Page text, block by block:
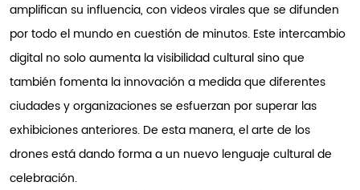
amplifican su influencia, con videos virales que se difunden
por todo el mundo en cuestión de minutos. Este intercambio
digital no solo aumenta la visibilidad cultural sino que
también fomenta la innovación a medida que diferentes
ciudades y organizaciones se esfuerzan por superar las
exhibiciones anteriores. De esta manera, el arte de los
drones está dando forma a un nuevo lenguaje cultural de
celebración.